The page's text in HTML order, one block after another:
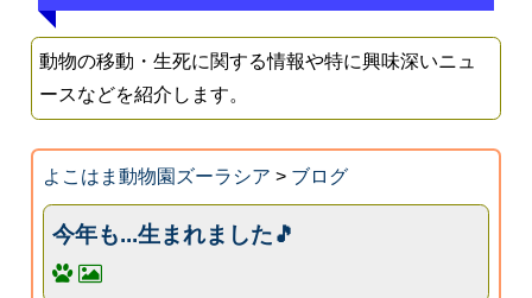
動物の移動・生死に関する情報や特に興味深いニュ
ースなどを紹介します。
よこはま動物園ズーラシア > ブログ
今年も...生まれました🎵